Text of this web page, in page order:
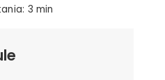
3 min